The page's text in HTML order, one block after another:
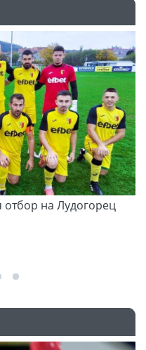
отбор на Лудогорец